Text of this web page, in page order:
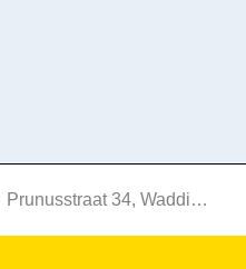
Prunusstraat 34, Waddinxveen